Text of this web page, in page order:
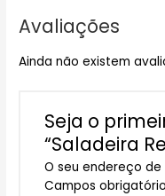
Avaliações
Ainda não existem
Seja o
“Saladeira
O seu endereço
Campos